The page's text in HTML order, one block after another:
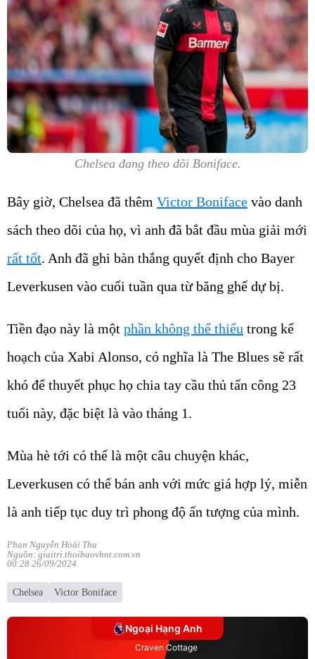
Chelsea đang theo dõi Boniface.
Bây giờ, Chelsea đã thêm Victor Boniface vào danh
sách theo dõi của họ, vì anh đã bắt đầu mùa giải mới
rất tốt. Anh đã ghi bàn thắng quyết định cho Bayer
Leverkusen vào cuối tuần qua từ băng ghế dự bị.
Tiền đạo này là một phần không thể thiếu trong kế
hoạch của Xabi Alonso, có nghĩa là The Blues sẽ rất
khó để thuyết phục họ chia tay cầu thủ tấn công 23
tuổi này, đặc biệt là vào tháng 1.
Mùa hè tới có thể là một câu chuyện khác,
Leverkusen có thể bán anh với mức giá hợp lý, miễn
là anh tiếp tục duy trì phong độ ấn tượng của mình.
Phan Nguyễn Hoài Thu
Nguồn: giaitri.thoibaovhnt.com.vn
00:28 26/09/2024
Chelsea Victor Boniface
Ngoại Hạng Anh
Craven Cottage